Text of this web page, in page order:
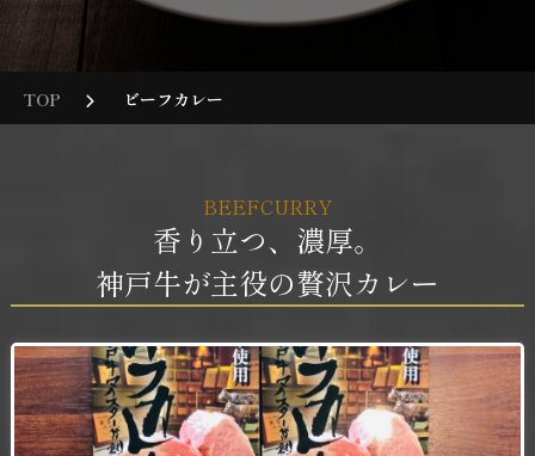
TOP ビーフカレー
BEEFCURRY
香り立つ、濃厚。
神戸牛が主役の贅沢カレー